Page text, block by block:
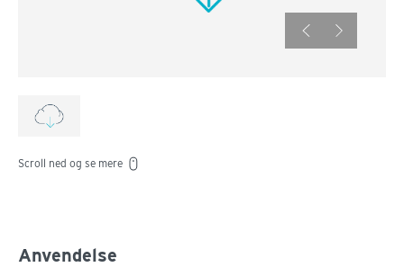
Scroll ned og se mere
Anvendelse